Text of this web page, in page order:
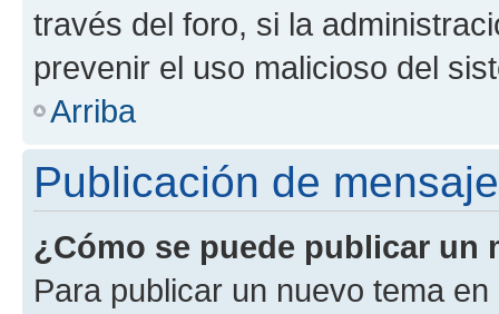
través del foro, si la
prevenir el uso malicioso del
Arriba
Publicación de
¿Cómo se puede publicar un
Para publicar un nuevo tema